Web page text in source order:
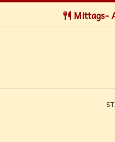
Mittags-